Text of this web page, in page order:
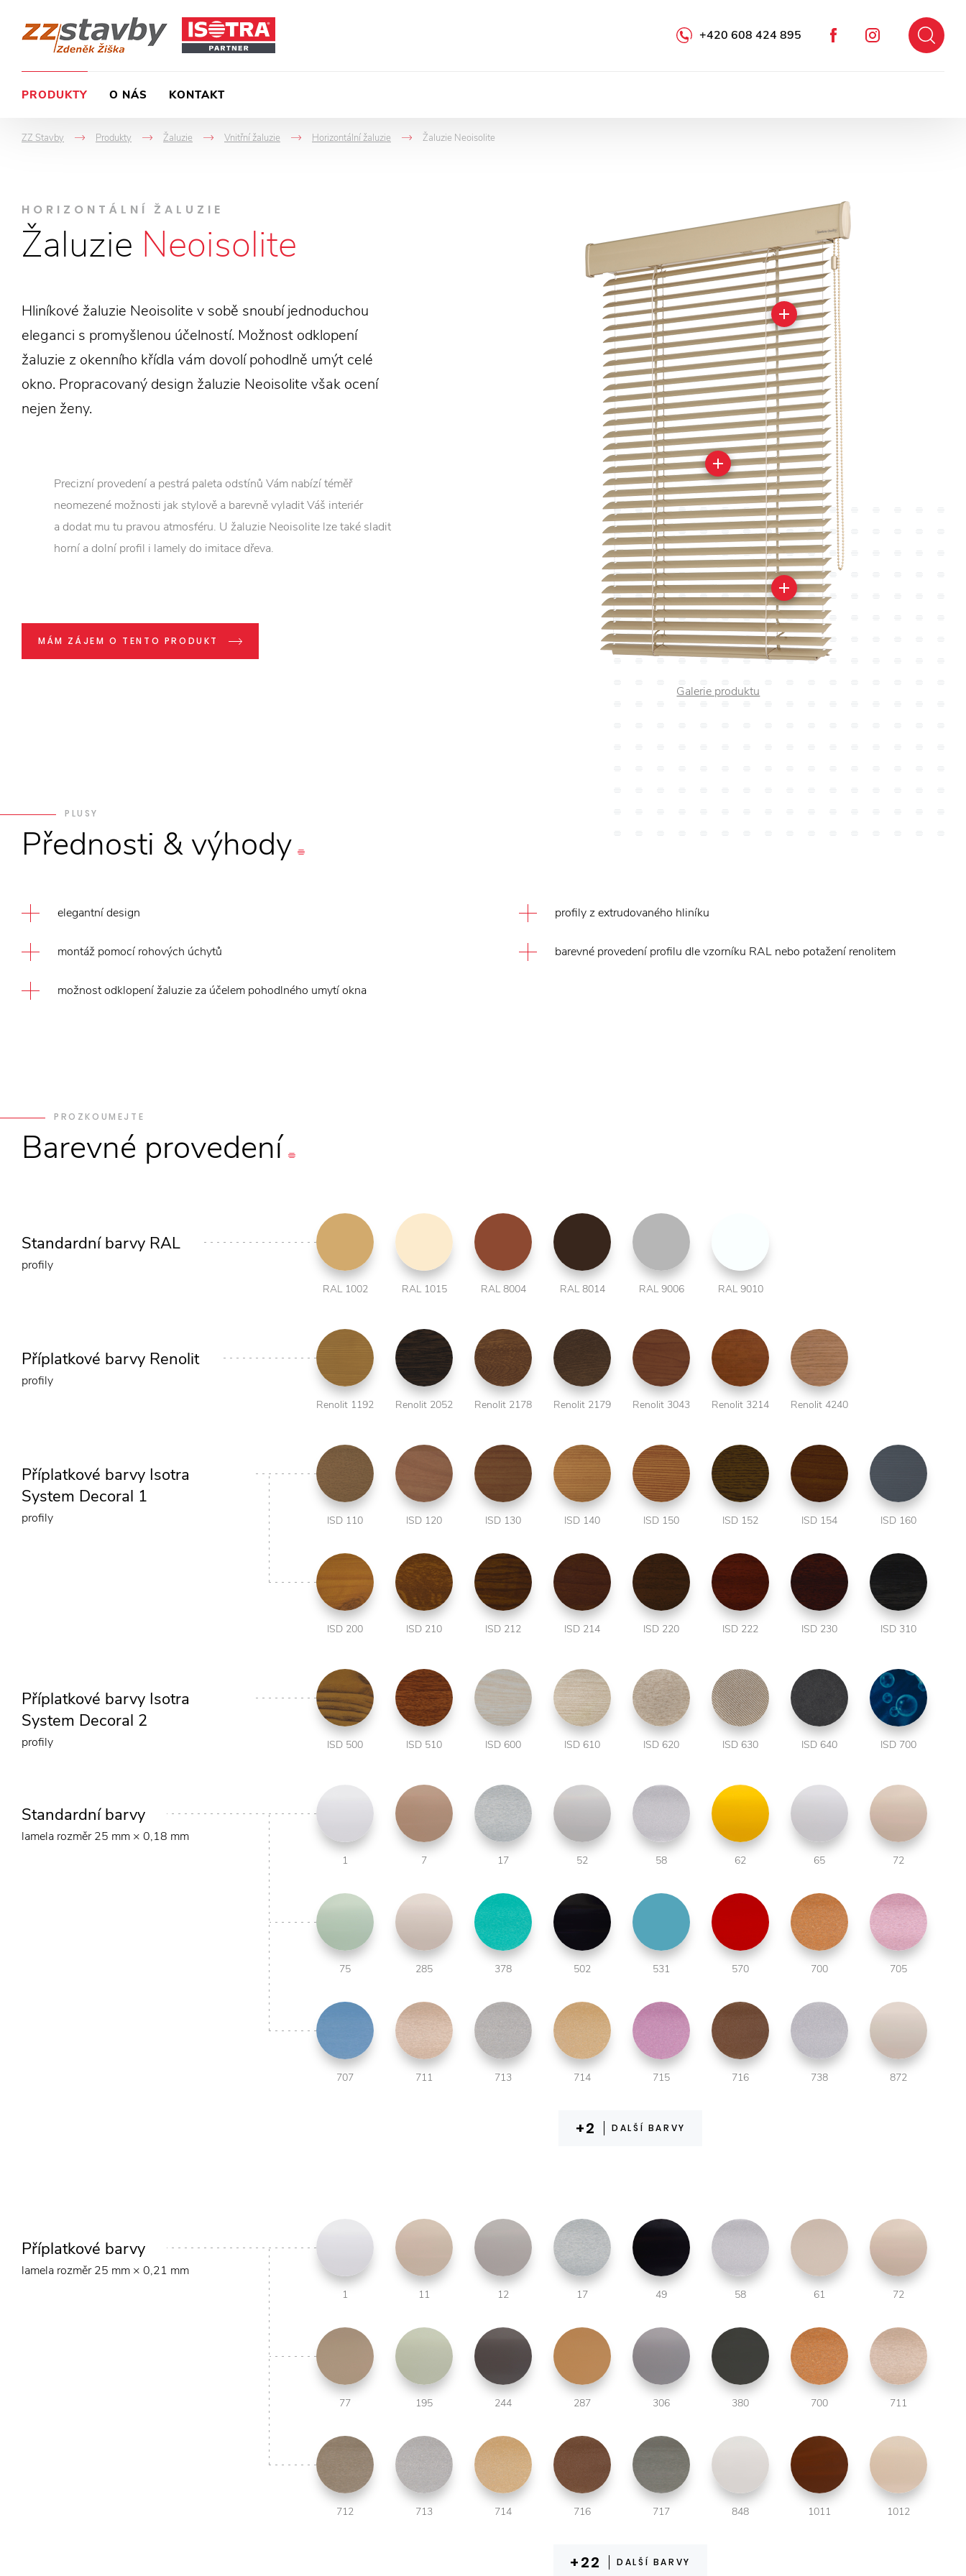
Instagram
Facebook
+420 608 424 895
PRODUKTY O NÁS KONTAKT
ZZ Stavby
->
Produkty
->
Žaluzie
->
Vnitřní žaluzie
->
Horizontální žaluzie Žaluzie Neoisolite
HORIZONTÁLNÍ ŽALUZIE
Žaluzie Neoisolite
Galerie produktu
Hliníkové žaluzie Neoisolite v sobě snoubí jednoduchou
eleganci s promyšlenou účelností. Možnost odklopení
žaluzie z okenního křídla vám dovolí pohodlně umýt celé
okno. Propracovaný design žaluzie Neoisolite však ocení
nejen ženy.
Precizní provedení a pestrá paleta odstínů Vám nabízí téměř
neomezené možnosti jak stylově a barevně vyladit Váš interiér
a dodat mu tu pravou atmosféru. U žaluzie Neoisolite lze také sladit
horní a dolní profil i lamely do imitace dřeva.
MÁM ZÁJEM O TENTO PRODUKT
PLUSY
Přednosti &výhody
elegantní design
montáž pomocí rohových úchytů
možnost odklopení žaluzie za účelem pohodlného umytí okna
profily z extrudovaného hliníku
barevné provedení profilu dle vzorníku RAL nebo potažení renolitem
PROZKOUMEJTE
Barevné provedení
Standardní barvy RAL
profily
RAL 1002 RAL 1015 RAL 8004 RAL 8014 RAL 9006 RAL 9010
Příplatkové barvy Renolit
profily
Renolit 1192 Renolit 2052 Renolit 2178 Renolit 2179 Renolit 3043 Renolit 3214 Renolit 4240
Příplatkové barvy Isotra
System Decoral 1
profily ISD 110 ISD 120 ISD 130 ISD 140 ISD 150 ISD 152 ISD 154 ISD 160
ISD 200 ISD 210 ISD 212 ISD 214 ISD 220 ISD 222 ISD 230 ISD 310
Příplatkové barvy Isotra
System Decoral 2
profily ISD 500 ISD 510 ISD 600 ISD 610 ISD 620 ISD 630 ISD 640 ISD 700
Standardní barvy
lamela rozměr 25 mm × 0,18 mm
1 7 17 52 58 62 65 72
75 285 378 502 531 570 700 705
707 711 713 714 715 716 738 872
DALŠÍ BARVY
Příplatkové barvy
lamela rozměr 25 mm × 0,21 mm
1 11 12 17 49 58 61 72
77 195 244 287 306 380 700 711
712 713 714 716 717 848 1011 1012
DALŠÍ BARVY